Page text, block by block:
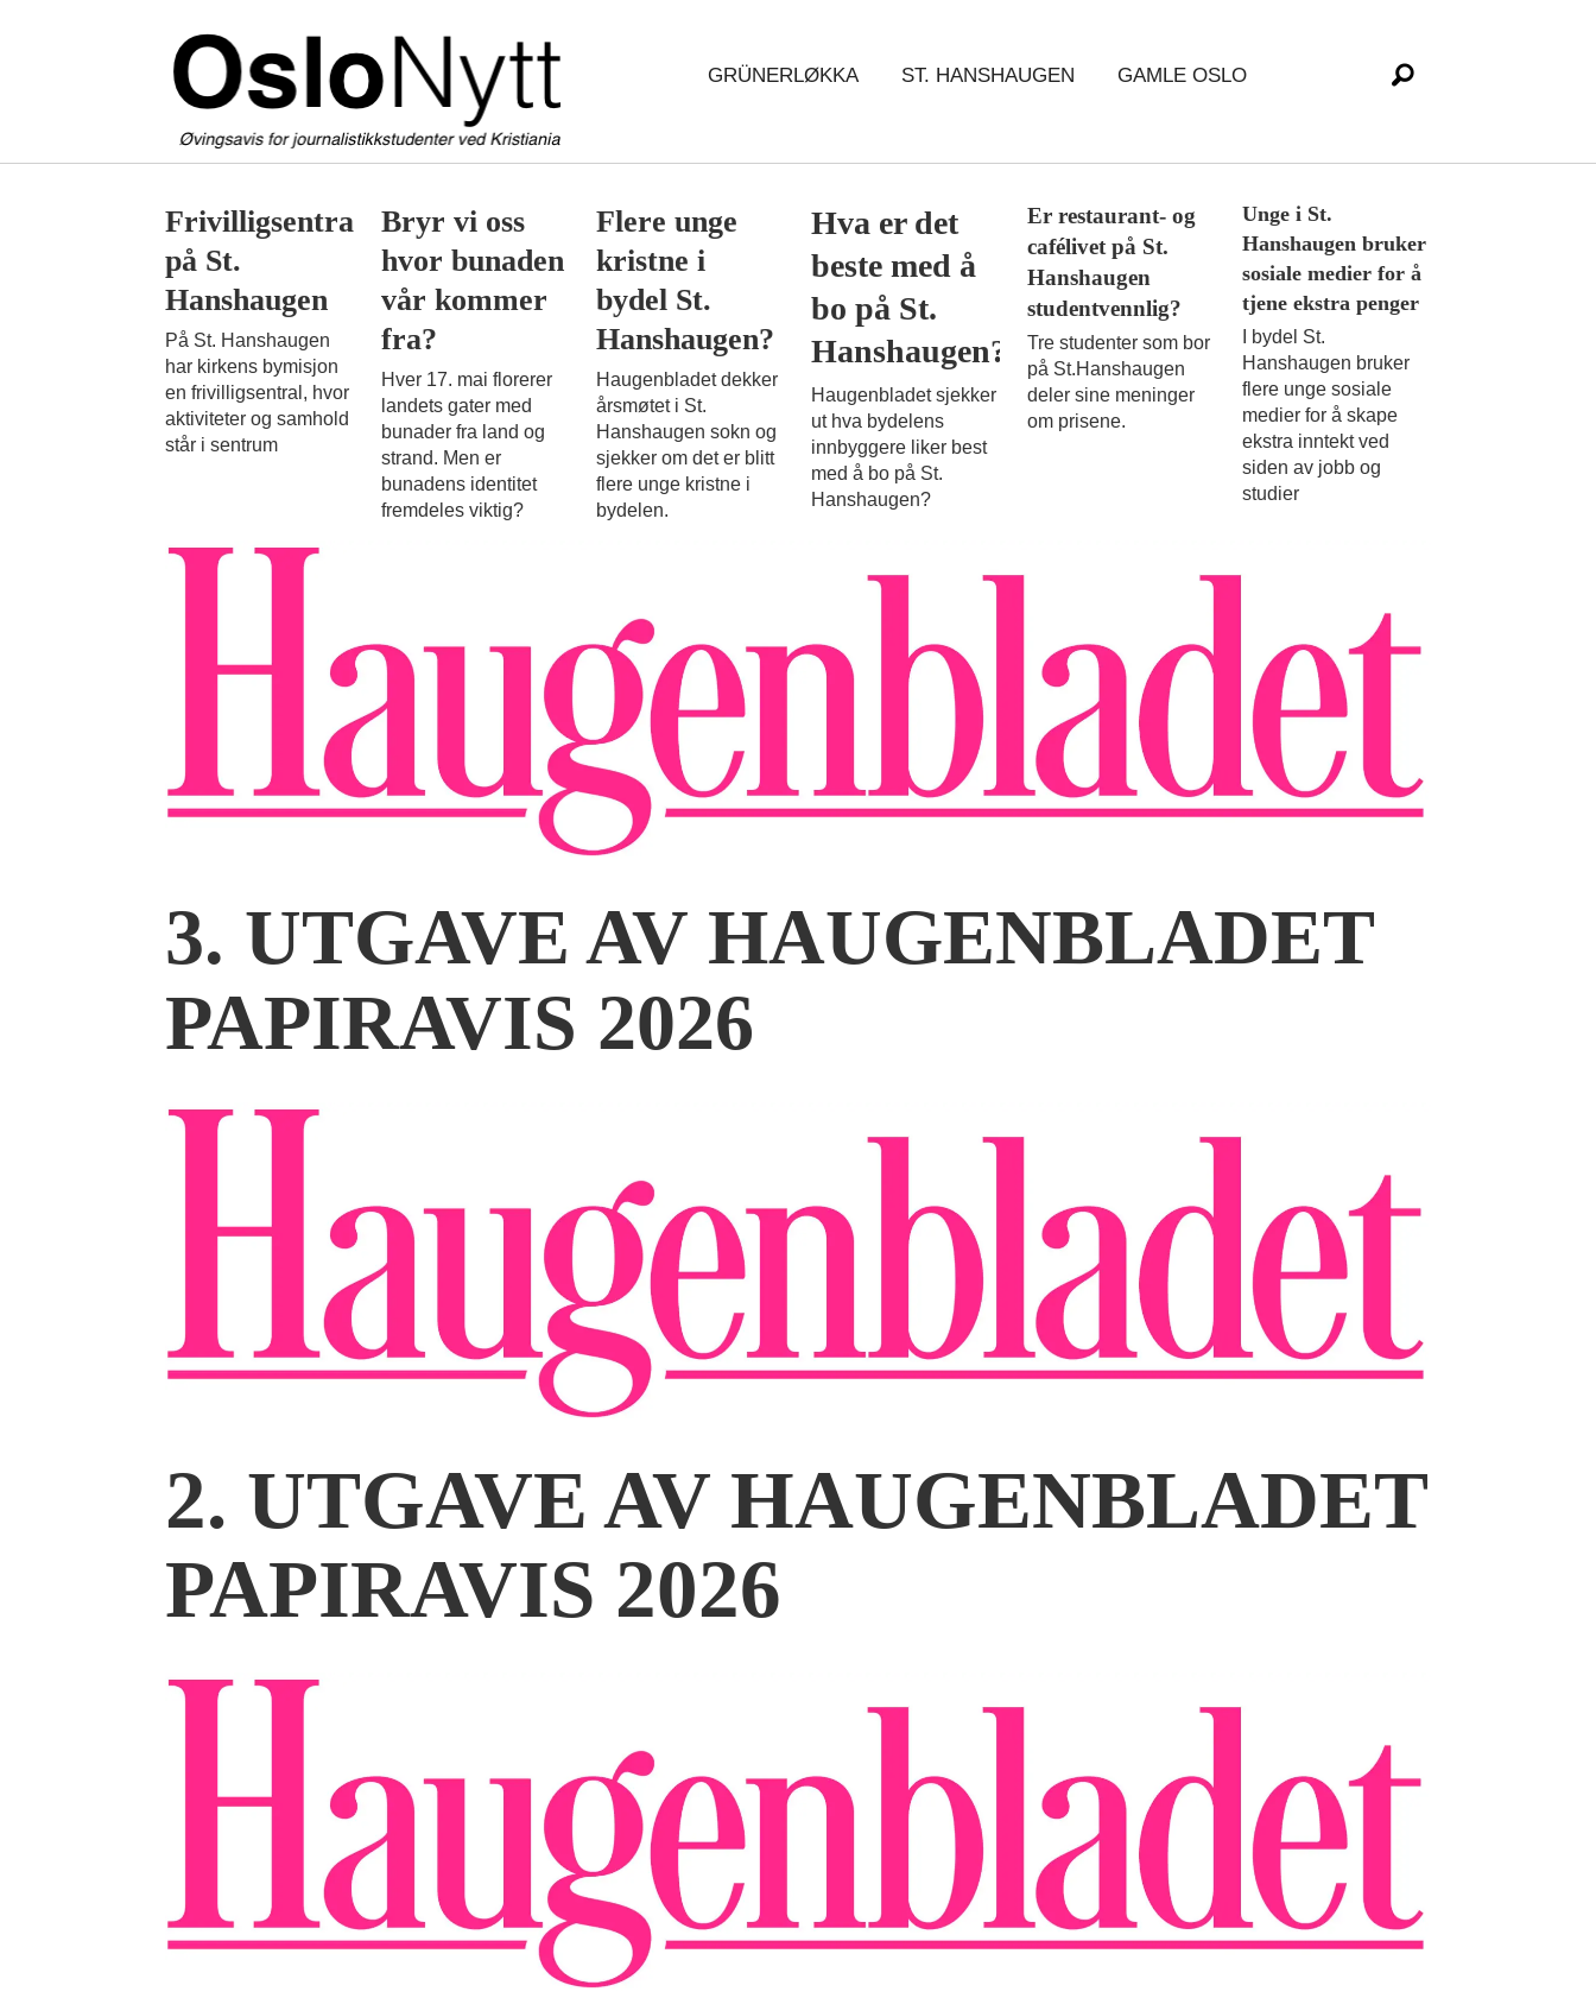
GRÜNERLØKKA ST. HANSHAUGEN GAMLE OSLO
Hanshaugen
Frivilligsentralen
på St.
Hanshaugen
På St. Hanshaugen
har kirkens bymisjon
en frivilligsentral, hvor
aktiviteter og samhold
står i sentrum
Bryr vi oss
hvor bunaden
vår kommer
fra?
Hver 17. mai florerer
landets gater med
bunader fra land og
strand. Men er
bunadens identitet
fremdeles viktig?
Flere unge
kristne i
bydel St.
Hanshaugen?
Haugenbladet dekker
årsmøtet i St.
Hanshaugen sokn og
sjekker om det er blitt
flere unge kristne i
bydelen.
Hva er det
beste med å
bo på St.
Hanshaugen?
Haugenbladet sjekker
ut hva bydelens
innbyggere liker best
med å bo på St.
Hanshaugen?
Er restaurant- og
cafélivet på St.
Hanshaugen
studentvennlig?
Tre studenter som bor
på St.Hanshaugen
deler sine meninger
om prisene.
Unge i St.
Hanshaugen bruker
sosiale medier for å
tjene ekstra penger
I bydel St.
Hanshaugen bruker
flere unge sosiale
medier for å skape
ekstra inntekt ved
siden av jobb og
studier
3. UTGAVE AV HAUGENBLADET
PAPIRAVIS 2026
2. UTGAVE AV HAUGENBLADET
PAPIRAVIS 2026